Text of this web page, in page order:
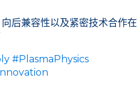
后兼容性以及紧密技术合作在
#PlasmaPhysics